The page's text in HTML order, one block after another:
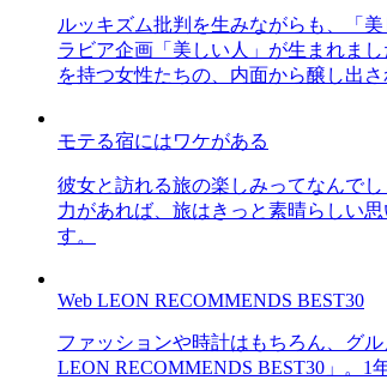
ルッキズム批判を生みながらも、「
ラビア企画「美しい人」が生まれま
を持つ女性たちの、内面から醸し出
モテる宿にはワケがある
彼女と訪れる旅の楽しみってなんで
力があれば、旅はきっと素晴らしい
す。
Web LEON RECOMMENDS BEST30
ファッションや時計はもちろん、グ
LEON RECOMMENDS BEST30」。1